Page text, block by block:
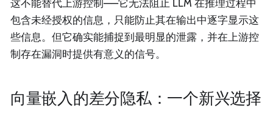
这不能替代上游控制——它无法阻止 LLM 在推理过程中
包含未经授权的信息，只能防止其在输出中逐字显示这
些信息。但它确实能捕捉到最明显的泄露，并在上游控
制存在漏洞时提供有意义的信号。
向量嵌入的差分隐私：一个新兴选择